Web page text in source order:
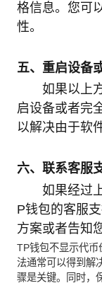
格信息。您可
性。
五、重启设备
如果以上
启设备或者完
以解决由于软
六、联系客服
如果经过
P钱包的客服
方案或者告知
TP钱包不显示代币
法通常可以得到解
骤是关键。同时，